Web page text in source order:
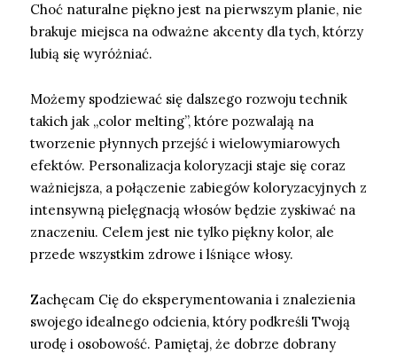
Choć naturalne piękno jest na pierwszym planie, nie
brakuje miejsca na odważne akcenty dla tych, którzy
lubią się wyróżniać.
Możemy spodziewać się dalszego rozwoju technik
takich jak „color melting”, które pozwalają na
tworzenie płynnych przejść i wielowymiarowych
efektów. Personalizacja koloryzacji staje się coraz
ważniejsza, a połączenie zabiegów koloryzacyjnych z
intensywną pielęgnacją włosów będzie zyskiwać na
znaczeniu. Celem jest nie tylko piękny kolor, ale
przede wszystkim zdrowe i lśniące włosy.
Zachęcam Cię do eksperymentowania i znalezienia
swojego idealnego odcienia, który podkreśli Twoją
urodę i osobowość. Pamiętaj, że dobrze dobrany